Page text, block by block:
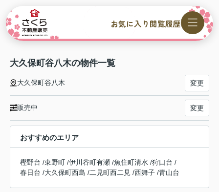
お気に入り 閲覧履歴
大久保町谷八木の物件一覧
大久保町谷八木 変更
販売中 変更
おすすめのエリア
樫野台 /東野町 /伊川谷町有瀬 /魚住町清水 /狩口台 /
春日台 /大久保町西島 /二見町西二見 /西舞子 /青山台